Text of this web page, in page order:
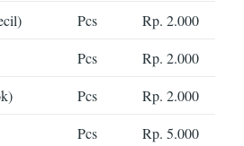
Pcs
Rp. 2.000
Pcs
Rp. 2.000
Pcs
Rp. 2.000
Pcs Rp. 5.000